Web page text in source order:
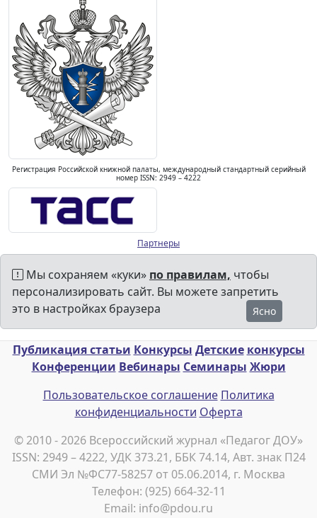
Регистрация Российской книжной палаты, международный стандартный серийный
номер ISSN: 2949 – 4222
Партнеры
Мы сохраняем «куки» по правилам, чтобы
персонализировать сайт. Вы можете запретить
это в настройках браузера
Ясно
Публикация статьи Конкурсы Детские конкурсы
Конференции Вебинары Семинары Жюри
Пользовательское соглашение Политика
конфиденциальности Оферта
© 2010 - 2026 Всероссийский журнал «Педагог ДОУ»
ISSN: 2949 – 4222, УДК 373.21, ББК 74.14, Авт. знак П24
СМИ Эл №ФС77-58257 от 05.06.2014, г. Москва
Телефон: (925) 664-32-11
Email: info@pdou.ru